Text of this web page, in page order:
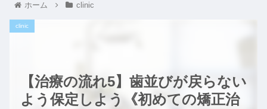
ホーム clinic
【治療の流れ5】歯並びが戻らない
よう保定しよう《初めての矯正治
clinic